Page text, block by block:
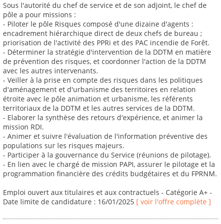
Sous l'autorité du chef de service et de son adjoint, le chef de
pôle a pour missions :
- Piloter le pôle Risques composé d'une dizaine d'agents :
encadrement hiérarchique direct de deux chefs de bureau ;
priorisation de l'activité des PPRi et des PAC incendie de Forêt.
- Déterminer la stratégie d'intervention de la DDTM en matière
de prévention des risques, et coordonner l'action de la DDTM
avec les autres intervenants.
- Veiller à la prise en compte des risques dans les politiques
d'aménagement et d'urbanisme des territoires en relation
étroite avec le pôle animation et urbanisme, les référents
territoriaux de la DDTM et les autres services de la DDTM.
- Elaborer la synthèse des retours d'expérience, et animer la
mission RDI.
- Animer et suivre l'évaluation de l'information préventive des
populations sur les risques majeurs.
- Participer à la gouvernance du Service (réunions de pilotage).
- En lien avec le chargé de mission PAPI, assurer le pilotage et la
programmation financière des crédits budgétaires et du FPRNM.
Emploi ouvert aux titulaires et aux contractuels - Catégorie A+ -
Date limite de candidature : 16/01/2025 [ voir l'offre complète ]